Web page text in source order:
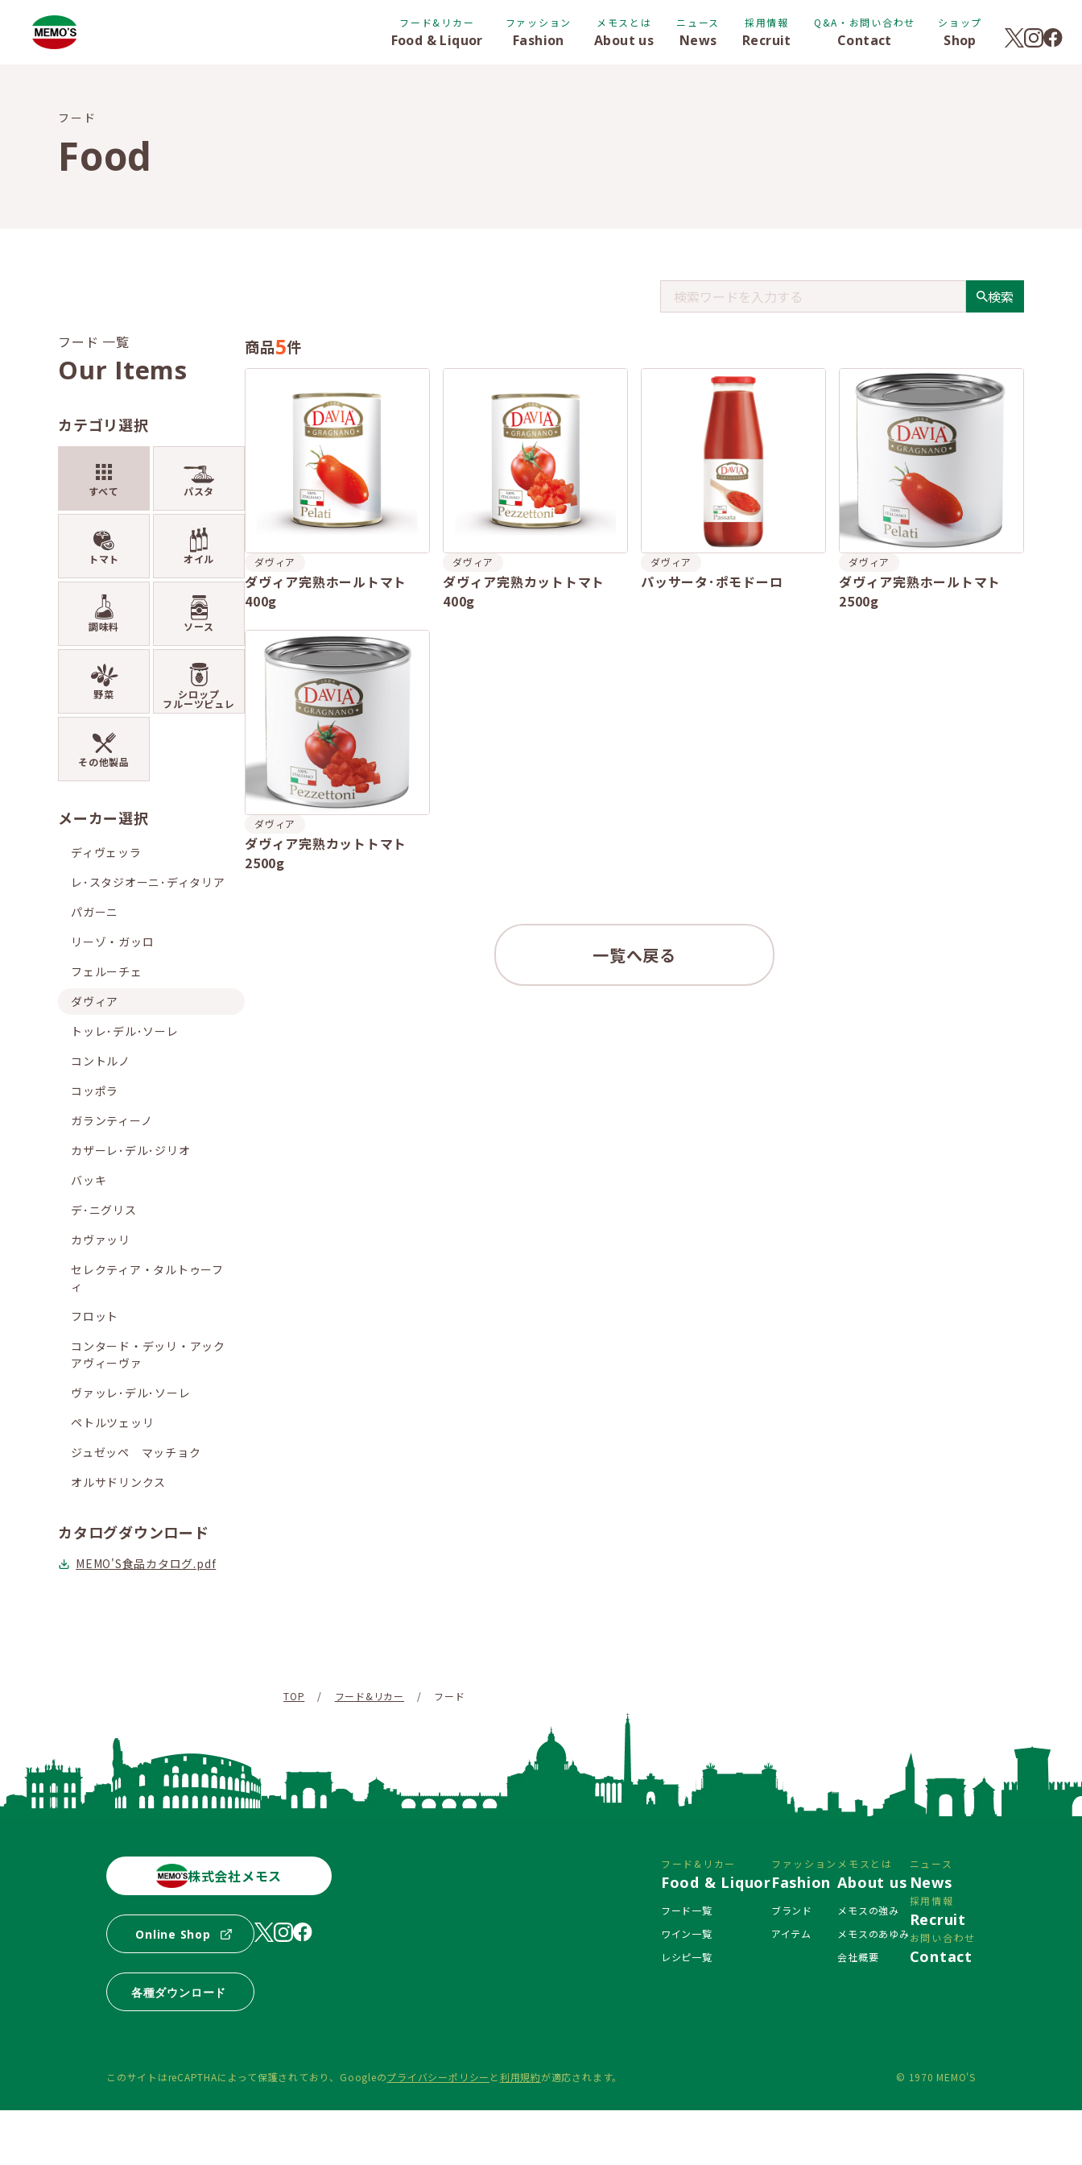
フード&リカー
Food & Liquor
ファッション
Fashion
メモスとは
About us
ニュース
News
採用情報
Recruit
Q&A・お問い合わせ
Contact
ショップ
Shop
フード
Food
検索
フード 一覧
Our Items
カテゴリ選択
すべて パスタ
トマト オイル
調味料 ソース
野菜 シロップ
フルーツピュレ
その他製品
メーカー選択
ディヴェッラ
レ･スタジオーニ･ディタリア
パガーニ
リーゾ・ガッロ
フェルーチェ
ダヴィア
トッレ･デル･ソーレ
コントルノ
コッポラ
ガランティーノ
カザーレ･デル･ジリオ
バッキ
デ･ニグリス
カヴァッリ
セレクティア・タルトゥーフ
ィ
フロット
コンタード・デッリ・アック
アヴィーヴァ
ヴァッレ･デル･ソーレ
ペトルツェッリ
ジュゼッペ マッチョク
オルサドリンクス
カタログダウンロード
MEMO'S食品カタログ.pdf
商品5件
ダヴィア
ダヴィア完熟ホールトマト
400g
ダヴィア
ダヴィア完熟カットトマト
400g
ダヴィア
パッサータ･ポモドーロ
ダヴィア
ダヴィア完熟ホールトマト
2500g
ダヴィア
ダヴィア完熟カットトマト
2500g
一覧へ戻る
TOP / フード&リカー / フード
株式会社メモス
Online Shop
各種ダウンロード
フード&リカー
Food & Liquor
フード一覧
ワイン一覧
レシピ一覧
ファッション
Fashion
ブランド
アイテム
メモスとは
About us
メモスの強み
メモスのあゆみ
会社概要
ニュース
News
採用情報
Recruit
お問い合わせ
Contact
このサイトはreCAPTHAによって保護されており、 Googleのプライバシーポリシー と利用規約が適応されます。 © 1970 MEMO'S